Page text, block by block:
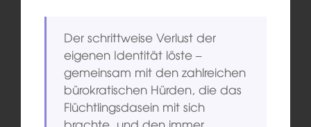
Der schrittweise Verlust der
eigenen Identität löste –
gemeinsam mit den zahlreichen
bürokratischen Hürden, die das
Flüchtlingsdasein mit sich